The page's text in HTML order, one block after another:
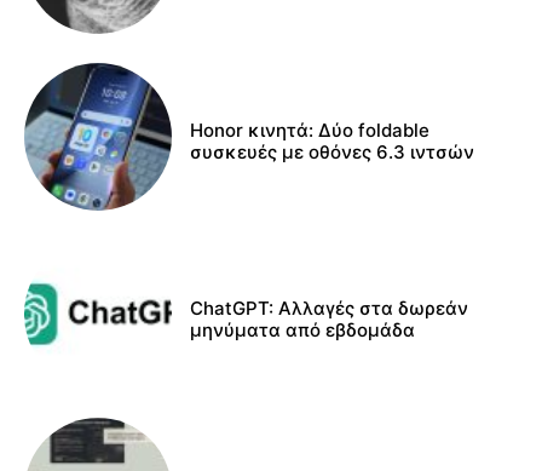
Honor κινητά: Δύο foldable
συσκευές με οθόνες 6.3 ιντσών
ChatGPT: Αλλαγές στα δωρεάν
μηνύματα από εβδομάδα